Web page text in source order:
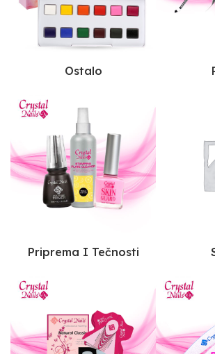
Ostalo
Priprema I Tečnosti